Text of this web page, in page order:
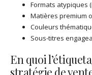
Formats atypiques
Matières premium
Couleurs
Sous-titres
En quoi
stratégie de